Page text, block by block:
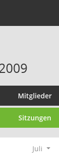
Mitglieder
Sitzungen
Juli